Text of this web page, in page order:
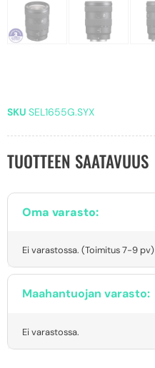
SKU SEL1655G.SYX
TUOTTEEN SAATAVUUS
Oma varasto:
Ei varastossa. (Toimitus 7-9 pv)
Maahantuojan varasto:
Ei varastossa.